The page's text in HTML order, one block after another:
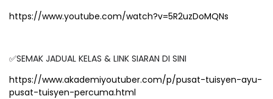
https://www.youtube.com/watch?v=5R2uzDoMQNs
✅SEMAK JADUAL KELAS & LINK SIARAN DI SINI
https://www.akademiyoutuber.com/p/pusat-tuisyen-ayu-
pusat-tuisyen-percuma.html